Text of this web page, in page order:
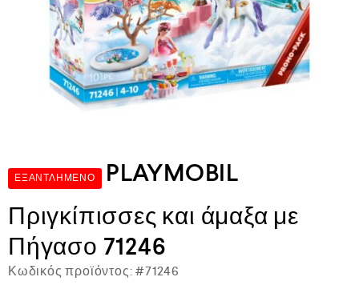
ΕΞΑΝΤΛΗΜΈΝΟ
PLAYMOBIL
Πριγκίπισσες και άμαξα με
Πήγασο 71246
Κωδικός προϊόντος: #71246